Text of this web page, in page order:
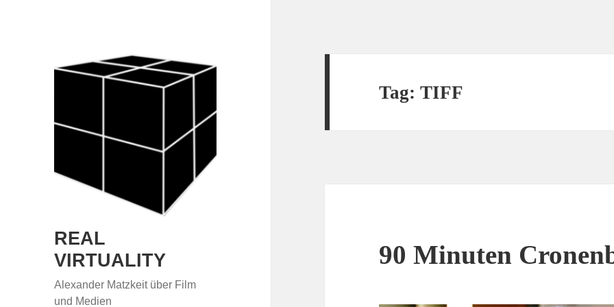
REAL
VIRTUALITY
Alexander Matzkeit über Film
und Medien
Tag:TIFF
90 Minuten